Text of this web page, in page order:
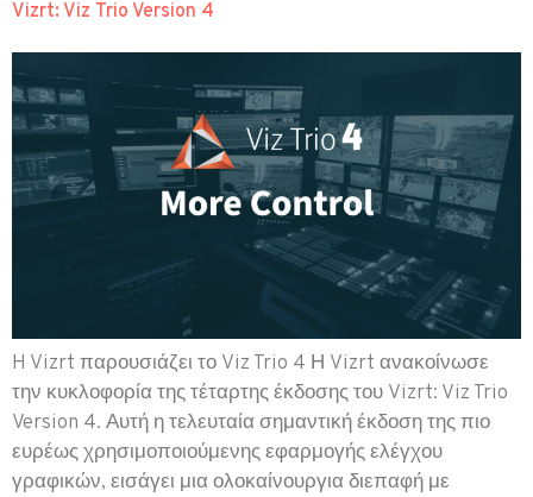
Vizrt: Viz Trio Version 4
H Vizrt παρουσιάζει το Viz Trio 4 Η Vizrt ανακοίνωσε
την κυκλοφορία της τέταρτης έκδοσης του Vizrt: Viz Trio
Version 4. Αυτή η τελευταία σημαντική έκδοση της πιο
ευρέως χρησιμοποιούμενης εφαρμογής ελέγχου
γραφικών, εισάγει μια ολοκαίνουργια διεπαφή με